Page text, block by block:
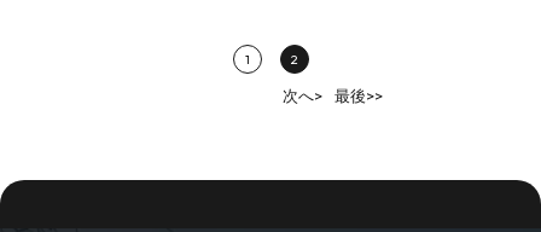
1 2
次へ> 最後>>